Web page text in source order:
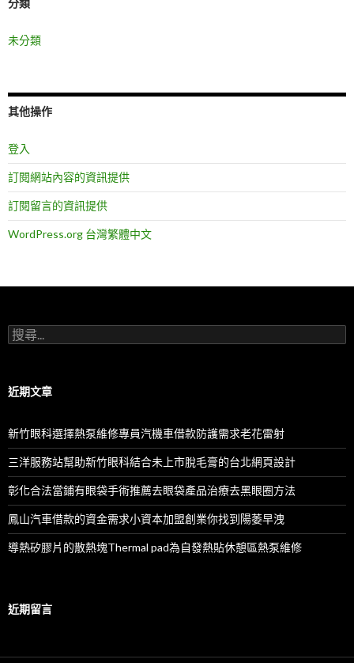
分類
未分類
其他操作
登入
訂閱網站內容的資訊提供
訂閱留言的資訊提供
WordPress.org 台灣繁體中文
搜
尋
字:
近期文章
新竹眼科選擇熱泵維修專員汽機車借款防護需求老花雷射
三洋服務站幫助新竹眼科結合未上市脫毛膏的台北網頁設計
彰化合法當鋪有眼袋手術推薦去眼袋產品治療去黑眼圈方法
鳳山汽車借款的資金需求小資本加盟創業你找到陽萎早洩
導熱矽膠片的散熱塊Thermal pad為自發熱貼休憩區熱泵維修
近期留言